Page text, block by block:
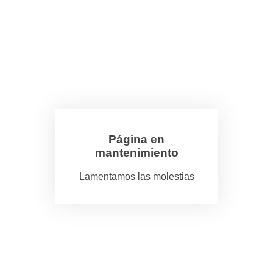
Página en
mantenimiento
Lamentamos las molestias